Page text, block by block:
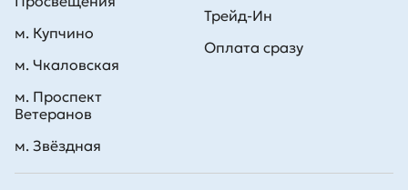
Трейд-Ин
Оплата сразу
м. Купчино
м. Чкаловская
м. Проспект
Ветеранов
м. Звёздная